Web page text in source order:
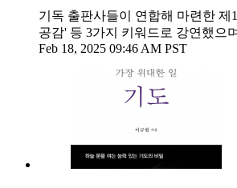
기독 출판사들이 연합해 마련한 제
공감' 등 3가지 키워드로 강연했으
Feb 18, 2025 09:46 AM PST